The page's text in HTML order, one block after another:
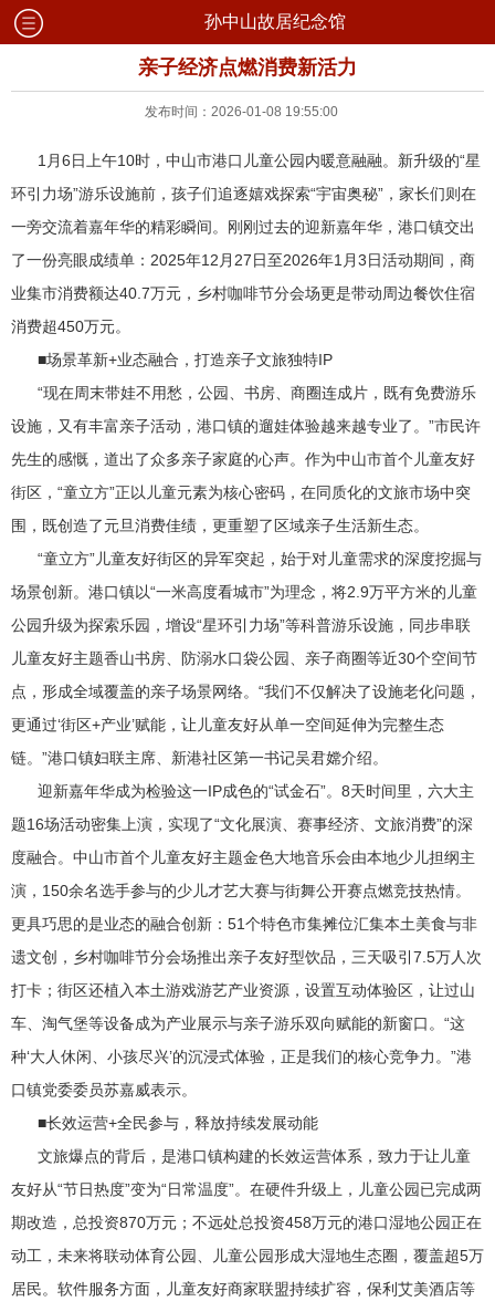
孙中山故居纪念馆
亲子经济点燃消费新活力
发布时间：2026-01-08 19:55:00
1月6日上午10时，中山市港口儿童公园内暖意融融。新升级的“星
环引力场”游乐设施前，孩子们追逐嬉戏探索“宇宙奥秘”，家长们则在
一旁交流着嘉年华的精彩瞬间。刚刚过去的迎新嘉年华，港口镇交出
了一份亮眼成绩单：2025年12月27日至2026年1月3日活动期间，商
业集市消费额达40.7万元，乡村咖啡节分会场更是带动周边餐饮住宿
消费超450万元。
■场景革新+业态融合，打造亲子文旅独特IP
“现在周末带娃不用愁，公园、书房、商圈连成片，既有免费游乐
设施，又有丰富亲子活动，港口镇的遛娃体验越来越专业了。”市民许
先生的感慨，道出了众多亲子家庭的心声。作为中山市首个儿童友好
街区，“童立方”正以儿童元素为核心密码，在同质化的文旅市场中突
围，既创造了元旦消费佳绩，更重塑了区域亲子生活新生态。
“童立方”儿童友好街区的异军突起，始于对儿童需求的深度挖掘与
场景创新。港口镇以“一米高度看城市”为理念，将2.9万平方米的儿童
公园升级为探索乐园，增设“星环引力场”等科普游乐设施，同步串联
儿童友好主题香山书房、防溺水口袋公园、亲子商圈等近30个空间节
点，形成全域覆盖的亲子场景网络。“我们不仅解决了设施老化问题，
更通过‘街区+产业’赋能，让儿童友好从单一空间延伸为完整生态
链。”港口镇妇联主席、新港社区第一书记吴君嫦介绍。
迎新嘉年华成为检验这一IP成色的“试金石”。8天时间里，六大主
题16场活动密集上演，实现了“文化展演、赛事经济、文旅消费”的深
度融合。中山市首个儿童友好主题金色大地音乐会由本地少儿担纲主
演，150余名选手参与的少儿才艺大赛与街舞公开赛点燃竞技热情。
更具巧思的是业态的融合创新：51个特色市集摊位汇集本土美食与非
遗文创，乡村咖啡节分会场推出亲子友好型饮品，三天吸引7.5万人次
打卡；街区还植入本土游戏游艺产业资源，设置互动体验区，让过山
车、淘气堡等设备成为产业展示与亲子游乐双向赋能的新窗口。“这
种‘大人休闲、小孩尽兴’的沉浸式体验，正是我们的核心竞争力。”港
口镇党委委员苏嘉威表示。
■长效运营+全民参与，释放持续发展动能
文旅爆点的背后，是港口镇构建的长效运营体系，致力于让儿童
友好从“节日热度”变为“日常温度”。在硬件升级上，儿童公园已完成两
期改造，总投资870万元；不远处总投资458万元的港口湿地公园正在
动工，未来将联动体育公园、儿童公园形成大湿地生态圈，覆盖超5万
居民。软件服务方面，儿童友好商家联盟持续扩容，保利艾美酒店等